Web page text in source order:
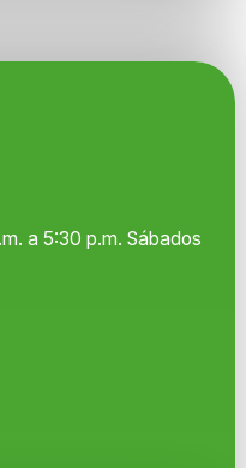
a 5:30 p.m. Sábados